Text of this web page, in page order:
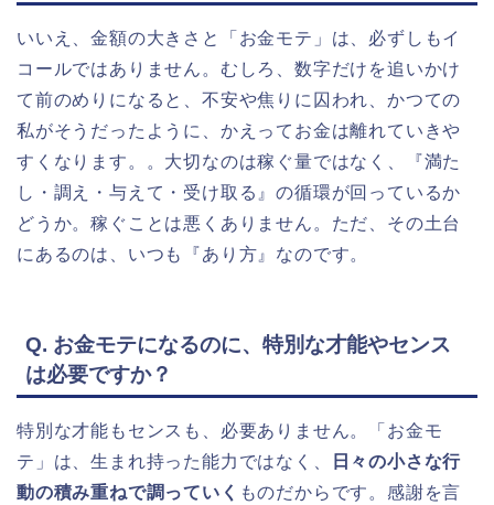
いいえ、金額の大きさと「お金モテ」は、必ずしもイ
コールではありません。むしろ、数字だけを追いかけ
て前のめりになると、不安や焦りに囚われ、かつての
私がそうだったように、かえってお金は離れていきや
すくなります。。大切なのは稼ぐ量ではなく、『満た
し・調え・与えて・受け取る』の循環が回っているか
どうか。稼ぐことは悪くありません。ただ、その土台
にあるのは、いつも『あり方』なのです。
Q. お金モテになるのに、特別な才能やセンス
は必要ですか？
特別な才能もセンスも、必要ありません。「お金モ
テ」は、生まれ持った能力ではなく、
日々の小さな行
動の積み重ねで調っていく ものだからです。感謝を言